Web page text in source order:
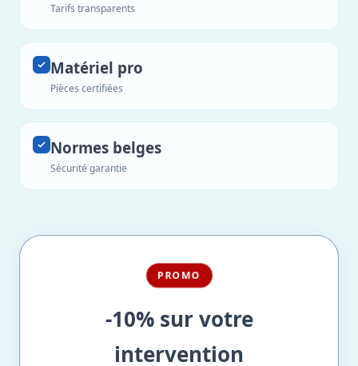
Tarifs transparents
Matériel pro
Pièces certifiées
Normes belges
Sécurité garantie
PROMO
-10% sur votre
intervention